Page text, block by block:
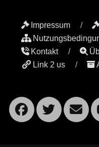
Impressum
Kontakt
Link 2 us